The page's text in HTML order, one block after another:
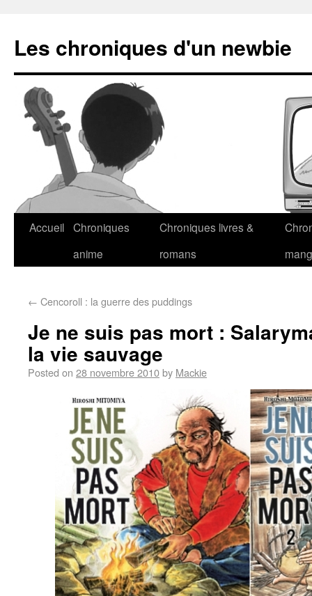
Les chroniques d'un newbie
Accueil Chroniques
anime
Chroniques livres &
romans
← Cencoroll : la guerre des puddings
Je ne suis pas mort :
la vie sauvage
Posted on 28 novembre 2010by Mackie